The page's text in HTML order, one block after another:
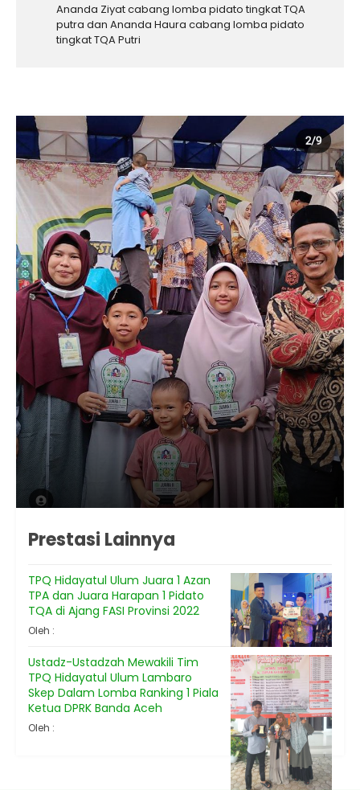
Ananda Ziyat cabang lomba pidato tingkat TQA
putra dan Ananda Haura cabang lomba pidato
tingkat TQA Putri
Prestasi Lainnya
TPQ Hidayatul Ulum Juara 1 Azan
TPA dan Juara Harapan 1 Pidato
TQA di Ajang FASI Provinsi 2022
Oleh :
Ustadz-Ustadzah Mewakili Tim
TPQ Hidayatul Ulum Lambaro
Skep Dalam Lomba Ranking 1 Piala
Ketua DPRK Banda Aceh
Oleh :